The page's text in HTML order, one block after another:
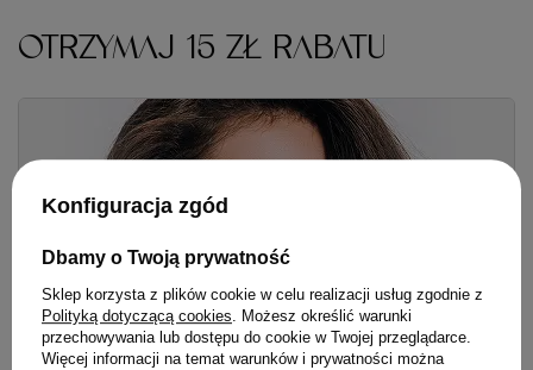
OTRZYMAJ 15 ZŁ RABATU
Konfiguracja zgód
Dbamy o Twoją prywatność
Sklep korzysta z plików cookie w celu realizacji usług zgodnie z
Polityką dotyczącą cookies. Możesz określić warunki
przechowywania lub dostępu do cookie w Twojej przeglądarce.
Więcej informacji na temat warunków i prywatności można